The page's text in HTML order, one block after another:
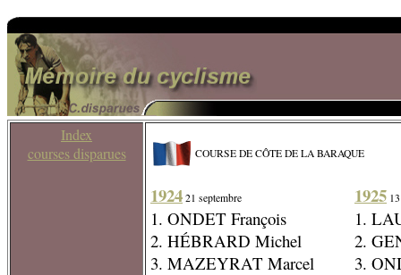
Index
courses disparues
COURSE DE CÔTE DE LA BARAQUE
1924 21 septembre
1. ONDET François
2. HÉBRARD Michel
3. MAZEYRAT Marcel
1925
1.
2.
3.